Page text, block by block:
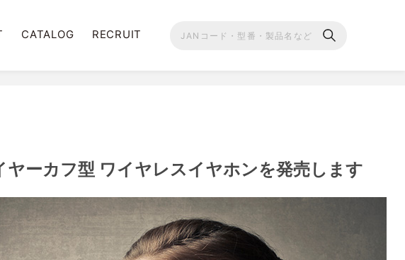
CATALOG RECRUIT
ヤーカフ型 ワイヤレスイヤホンを発売します